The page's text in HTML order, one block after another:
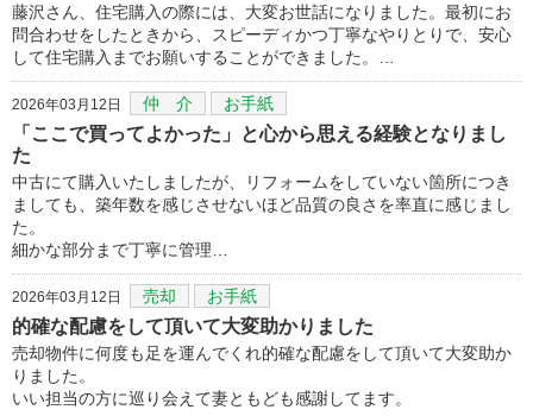
藤沢さん、住宅購入の際には、大変お世話になりました。最初にお
問合わせをしたときから、スピーディかつ丁寧なやりとりで、安心
して住宅購入までお願いすることができました。…
2026年03月12日 仲 介 お手紙
「ここで買ってよかった」と心から思える経験となりまし
た
中古にて購入いたしましたが、リフォームをしていない箇所につき
ましても、築年数を感じさせないほど品質の良さを率直に感じまし
た。
細かな部分まで丁寧に管理…
2026年03月12日 売却 お手紙
的確な配慮をして頂いて大変助かりました
売却物件に何度も足を運んでくれ的確な配慮をして頂いて大変助か
りました。
いい担当の方に巡り会えて妻ともども感謝してます。